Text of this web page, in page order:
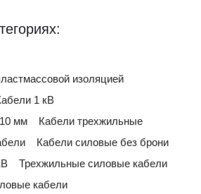
изоляцией
1 кВ
мм
Кабели трехжильные
Кабели силовые без брони
Трехжильные силовые кабели
кабели